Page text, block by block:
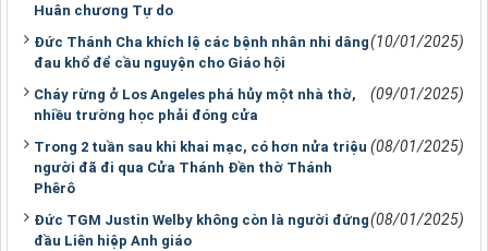
Huân chương Tự do
Đức Thánh Cha khích lệ các bệnh nhân nhi dâng
đau khổ để cầu nguyện cho Giáo hội
(10/01/2025)
Cháy rừng ở Los Angeles phá hủy một nhà thờ,
nhiều trường học phải đóng cửa
(09/01/2025)
Trong 2 tuần sau khi khai mạc, có hơn nửa triệu
người đã đi qua Cửa Thánh Đền thờ Thánh
Phêrô
(08/01/2025)
Đức TGM Justin Welby không còn là người đứng
đầu Liên hiệp Anh giáo
(08/01/2025)